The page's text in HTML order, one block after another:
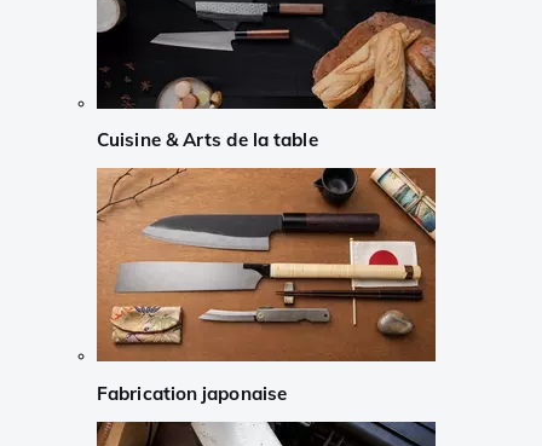
Cuisine & Arts de la table
Fabrication japonaise